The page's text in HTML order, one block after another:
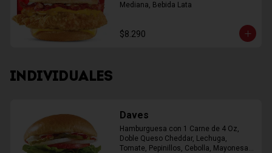
Mediana, Bebida Lata
$8.290
INDIVIDUALES
Daves
Hamburguesa con 1 Carne de 4 Oz,
Doble Queso Cheddar, Lechuga,
Tomate, Pepinillos, Cebolla, Mayonesa,